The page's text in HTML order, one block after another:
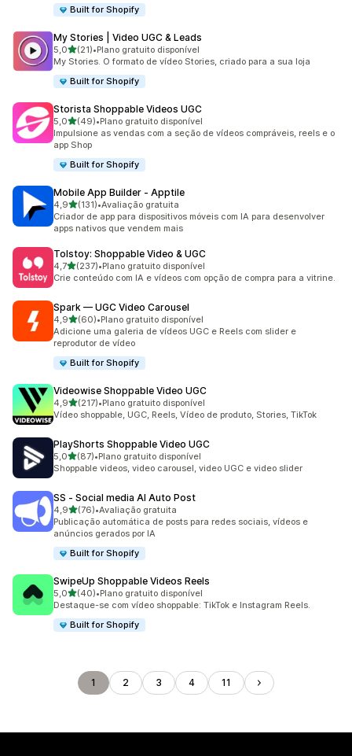
Built for Shopify
My Stories | Video UGC & Leads
5,0de 5 estrelas
(21)
21 avaliações ao todo
•Plano gratuito disponível
My Stories. O formato de vídeo Stories, criado para a sua loja
Built for Shopify
Storista Shoppable Videos UGC
5,0de 5 estrelas
(49)
49 avaliações ao todo
•Plano gratuito disponível
Impulsione as vendas com a seção de vídeos compráveis, reels e o
app Shop
Built for Shopify
Mobile App Builder ‑ Apptile
4,9de 5 estrelas
(131)
131 avaliações ao todo
•Avaliação gratuita
Criador de app para dispositivos móveis com IA para desenvolver
apps nativos que vendem mais
Tolstoy: Shoppable Video & UGC
4,7de 5 estrelas
(237)
237 avaliações ao todo
•Plano gratuito disponível
Crie conteúdo com IA e vídeos com opção de compra para a vitrine.
Spark — UGC Video Carousel
4,9de 5 estrelas
(60)
60 avaliações ao todo
•Plano gratuito disponível
Adicione uma galeria de vídeos UGC e Reels com slider e
reprodutor de vídeo
Built for Shopify
Videowise Shoppable Video UGC
4,9de 5 estrelas
(217)
217 avaliações ao todo
•Plano gratuito disponível
Vídeo shoppable, UGC, Reels, Vídeo de produto, Stories, TikTok
PlayShorts Shoppable Video UGC
5,0de 5 estrelas
(87)
87 avaliações ao todo
•Plano gratuito disponível
Shoppable videos, video carousel, video UGC e video slider
SS ‑ Social media AI Auto Post
4,9de 5 estrelas
(76)
76 avaliações ao todo
•Avaliação gratuita
Publicação automática de posts para redes sociais, vídeos e
anúncios gerados por IA
Built for Shopify
SwipeUp Shoppable Videos Reels
5,0de 5 estrelas
(40)
40 avaliações ao todo
•Plano gratuito disponível
Destaque-se com vídeo shoppable: TikTok e Instagram Reels.
Built for Shopify
1 2 3 4 11